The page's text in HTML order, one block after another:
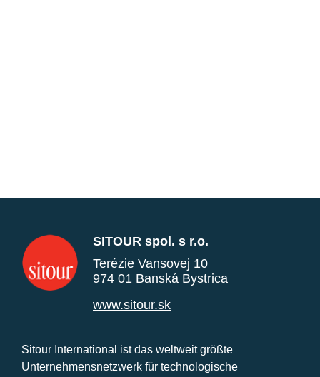
SITOUR spol. s r.o.
Terézie Vansovej 10
974 01 Banská Bystrica
www.sitour.sk
Sitour International ist das weltweit größte
Unternehmensnetzwerk für technologische